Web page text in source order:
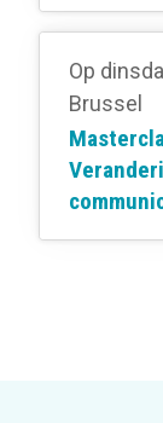
Op
Brussel